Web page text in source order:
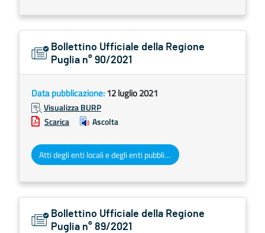
Bollettino Ufficiale della Regione
Puglia n° 90/2021
Data pubblicazione:12 luglio 2021
Visualizza BURP
Scarica
Ascolta
Atti degli enti locali e degli enti pubblici e privati
Bollettino Ufficiale della Regione
Puglia n° 89/2021